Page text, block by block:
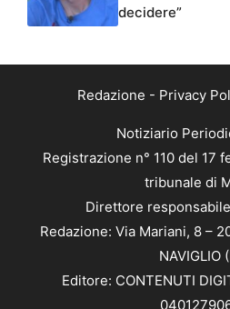
decidere”
Redazione - Privacy
Notiziario
Registrazione n° 110 del 17
tribunale di
Direttore
Redazione: Via Mariani, 8 –
NAVIGLIO
Editore: CONTENUTI